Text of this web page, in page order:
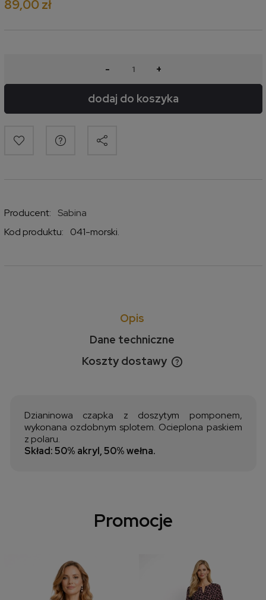
89,00 zł
- +
dodaj do koszyka
Producent:
Sabina
Kod produktu:
041-morski.
Opis
Dane techniczne
Koszty dostawy
Cena nie zawiera ewentualnych kosztów płatności
Dzianinowa czapka z doszytym pomponem,
wykonana ozdobnym splotem. Ocieplona paskiem
z polaru.
Skład: 50% akryl, 50% wełna.
Promocje